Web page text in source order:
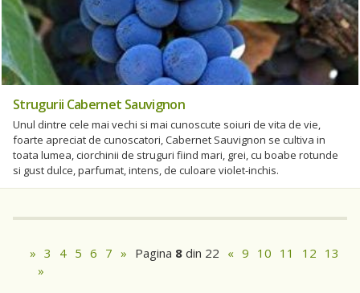
Strugurii Cabernet Sauvignon
Unul dintre cele mai vechi si mai cunoscute soiuri de vita de vie,
foarte apreciat de cunoscatori, Cabernet Sauvignon se cultiva in
toata lumea, ciorchinii de struguri fiind mari, grei, cu boabe rotunde
si gust dulce, parfumat, intens, de culoare violet-inchis.
» 3 4 5 6 7 » Pagina 8 din 22 « 9 10 11 12 13
»